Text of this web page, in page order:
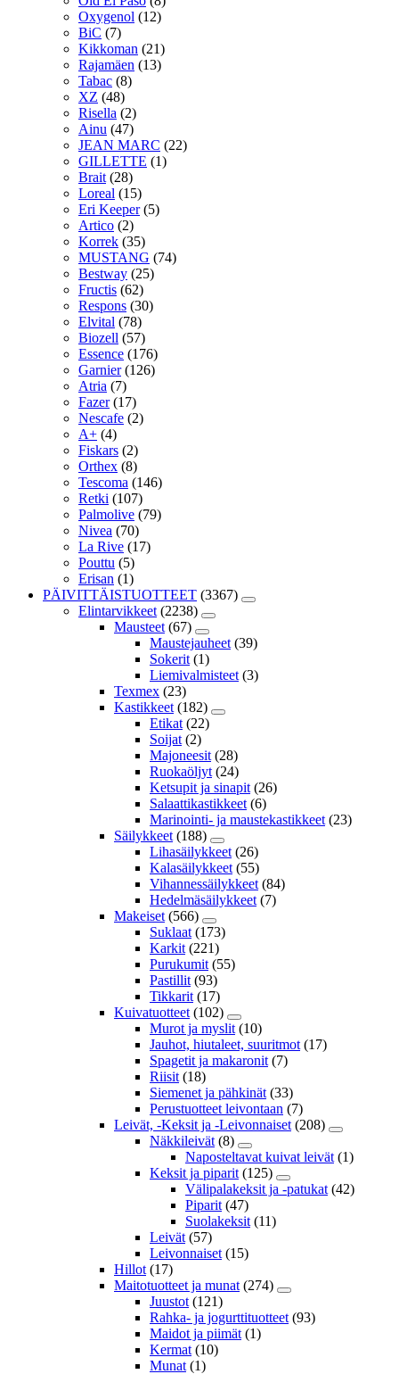
Oxygenol (12)
BiC (7)
Kikkoman (21)
Rajamäen (13)
Tabac (8)
XZ (48)
Risella (2)
Ainu (47)
JEAN MARC (22)
GILLETTE (1)
Brait (28)
Loreal (15)
Eri Keeper (5)
Artico (2)
Korrek (35)
MUSTANG (74)
Bestway (25)
Fructis (62)
Respons (30)
Elvital (78)
Biozell (57)
Essence (176)
Garnier (126)
Atria (7)
Fazer (17)
Nescafe (2)
A+ (4)
Fiskars (2)
Orthex (8)
Tescoma (146)
Retki (107)
Palmolive (79)
Nivea (70)
La Rive (17)
Pouttu (5)
Erisan (1)
PÄIVITTÄISTUOTTEET (3367)
Elintarvikkeet (2238)
Mausteet (67)
Maustejauheet (39)
Sokerit (1)
Liemivalmisteet (3)
Texmex (23)
Kastikkeet (182)
Etikat (22)
Soijat (2)
Majoneesit (28)
Ruokaöljyt (24)
Ketsupit ja sinapit (26)
Salaattikastikkeet (6)
Marinointi- ja maustekastikkeet (23)
Säilykkeet (188)
Lihasäilykkeet (26)
Kalasäilykkeet (55)
Vihannessäilykkeet (84)
Hedelmäsäilykkeet (7)
Makeiset (566)
Suklaat (173)
Karkit (221)
Purukumit (55)
Pastillit (93)
Tikkarit (17)
Kuivatuotteet (102)
Murot ja myslit (10)
Jauhot, hiutaleet, suuritmot (17)
Spagetit ja makaronit (7)
Riisit (18)
Siemenet ja pähkinät (33)
Perustuotteet leivontaan (7)
Leivät, -Keksit ja -Leivonnaiset (208)
Näkkileivät (8)
Naposteltavat kuivat leivät (1)
Keksit ja piparit (125)
Välipalakeksit ja -patukat (42)
Piparit (47)
Suolakeksit (11)
Leivät (57)
Leivonnaiset (15)
Hillot (17)
Maitotuotteet ja munat (274)
Juustot (121)
Rahka- ja jogurttituotteet (93)
Maidot ja piimät (1)
Kermat (10)
Munat (1)